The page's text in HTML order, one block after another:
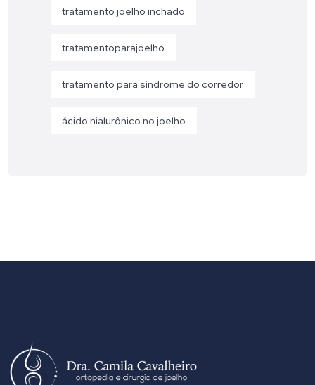
tratamento joelho inchado
tratamentoparajoelho
tratamento para síndrome do corredor
ácido hialurônico no joelho